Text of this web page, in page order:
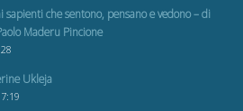
sapienti che sentono, pensano e vedono – di
Maderu Pincione
Ukleja